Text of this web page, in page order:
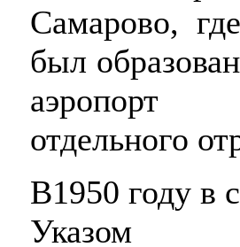
Самарово,
был
отдельного
В1950 году в
Указом